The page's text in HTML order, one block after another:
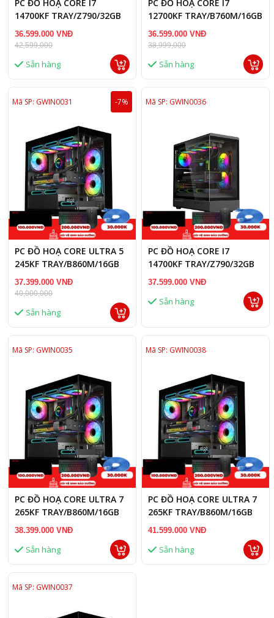
PC ĐỒ HOẠ CORE I7
14700KF TRAY/Z790/32GB
RAM DDR5/RTX 5050 8GB
36.599.000 VNĐ
42,599,000
Sẵn hàng
PC ĐỒ HOẠ CORE I7
12700KF TRAY/B760M/16GB
RAM DDR5/RTX 5060 TI
16GB
36.599.000 VNĐ
38,999,000
Sẵn hàng
Mã SP: GWIN0031 -7%
PC ĐỒ HOẠ CORE ULTRA 5
245KF TRAY/B860M/16GB
RAM DDR5/RTX 5060 TI
16GB
37.399.000 VNĐ
40,000,000
Sẵn hàng
Mã SP: GWIN0036
PC ĐỒ HOẠ CORE I7
14700KF TRAY/Z790/32GB
RAM DDR5/RTX 5060 8GB
37.599.000 VNĐ
Sẵn hàng
Mã SP: GWIN0035
PC ĐỒ HOẠ CORE ULTRA 7
265KF TRAY/B860M/16GB
RAM DDR5/RTX 5060 TI
38.399.000 VNĐ
Sẵn hàng
Mã SP: GWIN0038
PC ĐỒ HOẠ CORE ULTRA 7
265KF TRAY/B860M/16GB
RAM DDR5/RTX 5070 12GB
41.599.000 VNĐ
Sẵn hàng
Mã SP: GWIN0037